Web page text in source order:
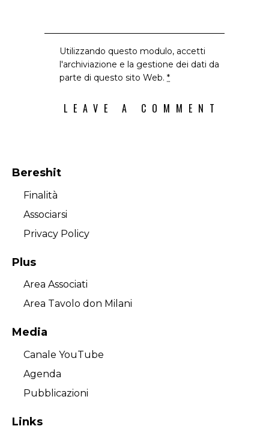
Utilizzando questo modulo, accetti
l'archiviazione e la gestione dei dati da
parte di questo sito Web.*
Bereshit
Finalità
Associarsi
Privacy Policy
Plus
Area Associati
Area Tavolo don Milani
Media
Canale YouTube
Agenda
Pubblicazioni
Links